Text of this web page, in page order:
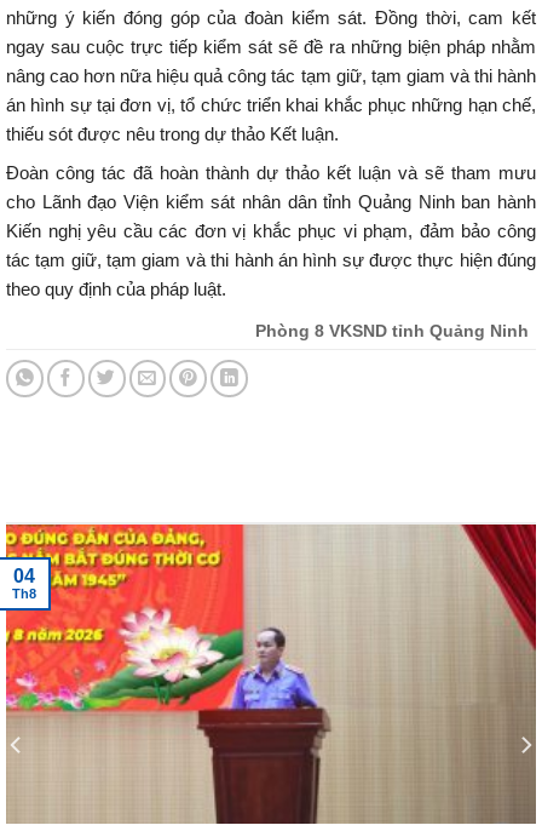
những ý kiến đóng góp của đoàn kiểm sát. Đồng thời, cam kết
ngay sau cuộc trực tiếp kiểm sát sẽ đề ra những biện pháp nhằm
nâng cao hơn nữa hiệu quả công tác tạm giữ, tạm giam và thi hành
án hình sự tại đơn vị, tổ chức triển khai khắc phục những hạn chế,
thiếu sót được nêu trong dự thảo Kết luận.
Đoàn công tác đã hoàn thành dự thảo kết luận và sẽ tham mưu
cho Lãnh đạo Viện kiểm sát nhân dân tỉnh Quảng Ninh ban hành
Kiến nghị yêu cầu các đơn vị khắc phục vi phạm, đảm bảo công
tác tạm giữ, tạm giam và thi hành án hình sự được thực hiện đúng
theo quy định của pháp luật.
Phòng 8 VKSND tỉnh Quảng Ninh
04
Th8